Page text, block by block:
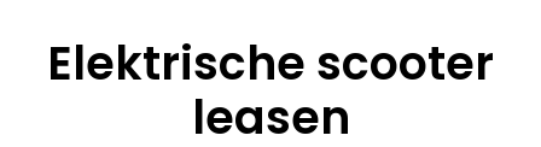
Elektrische scooter
leasen